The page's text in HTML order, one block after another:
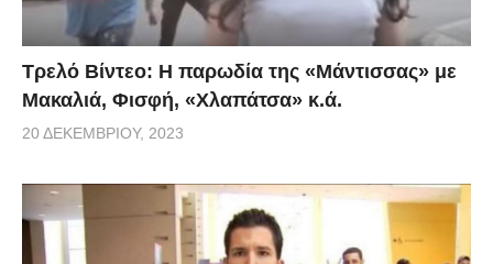
Τρελό Βίντεο: H παρωδία της «Μάντισσας» με
Μακαλιά, Φισφή, «Χλαπάτσα» κ.ά.
20 ΔΕΚΕΜΒΡΊΟΥ, 2023